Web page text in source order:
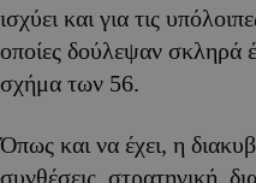
ισχύει και για τις
οποίες δούλεψαν σκληρά
σχήμα των 56.
Όπως και να έχει, η
συνθέσεις, στρατηγική,